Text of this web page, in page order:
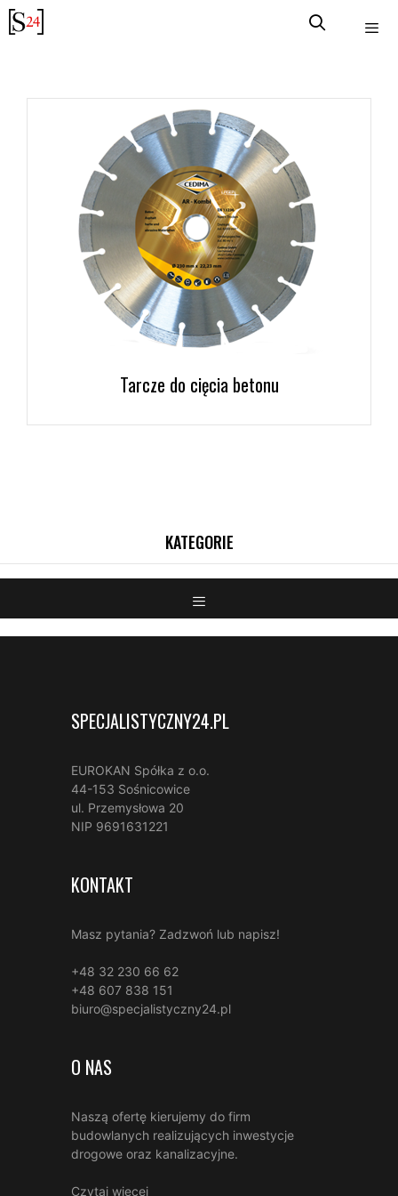
Przejdź
do
Tarcze do cięcia betonu
SPECJALISTYCZNY24.PL
EUROKAN Spółka z o.o.
44-153 Sośnicowice
ul. Przemysłowa 20
NIP 9691631221
KONTAKT
Masz pytania? Zadzwoń lub napisz!
+48 32 230 66 62
+48 607 838 151
biuro@specjalistyczny24.pl
O NAS
Naszą ofertę kierujemy do firm
budowlanych realizujących inwestycje
drogowe oraz kanalizacyjne.
Czytaj więcej